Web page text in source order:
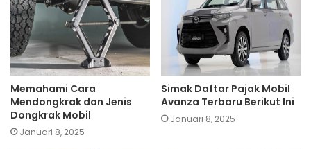
Memahami Cara
Mendongkrak dan Jenis
Dongkrak Mobil
Januari 8, 2025
Simak Daftar Pajak Mobil
Avanza Terbaru Berikut Ini
Januari 8, 2025